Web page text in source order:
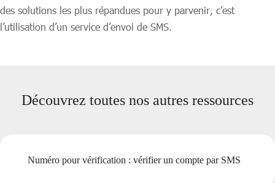
des solutions les plus répandues pour y parvenir, c’est
l’utilisation d’un service d’envoi de SMS.
Découvrez toutes nos autres ressources
Numéro pour vérification : vérifier un compte par SMS